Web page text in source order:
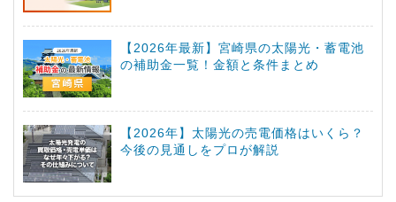
【2026年最新】宮崎県の太陽光・蓄電池
の補助金一覧！金額と条件まとめ
【2026年】太陽光の売電価格はいくら？
今後の見通しをプロが解説